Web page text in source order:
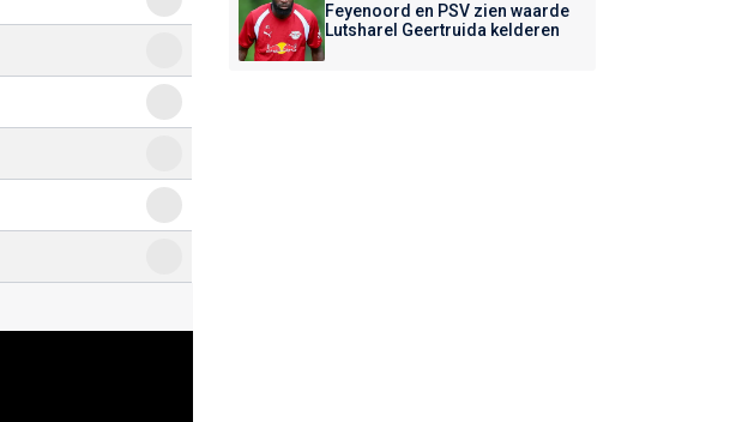
Feyenoord en PSV zien waarde
Lutsharel Geertruida kelderen